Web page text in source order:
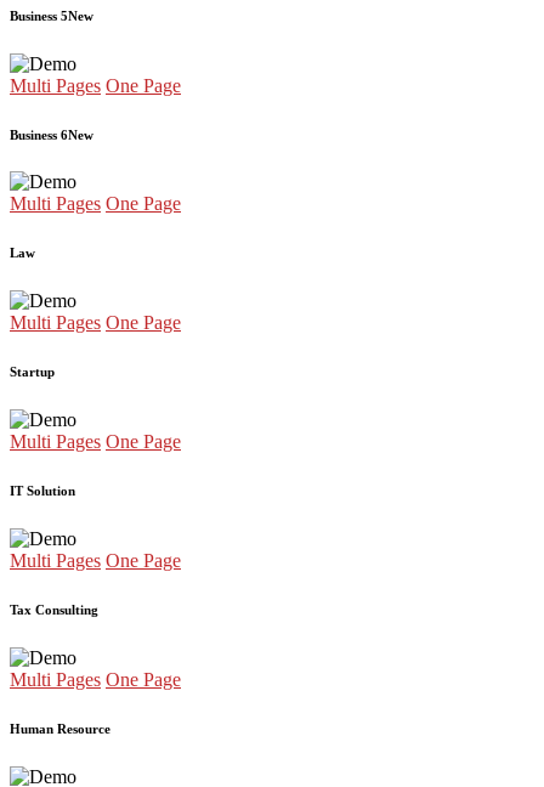
Business 5New
Multi Pages One Page
Business 6New
Multi Pages One Page
Law
Multi Pages One Page
Startup
Multi Pages One Page
IT Solution
Multi Pages One Page
Tax Consulting
Multi Pages One Page
Human Resource